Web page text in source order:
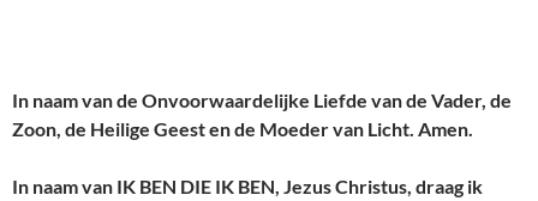
In naam van de Onvoorwaardelijke Liefde van de Vader, de
Zoon, de Heilige Geest en de Moeder van Licht. Amen.
In naam van IK BEN DIE IK BEN, Jezus Christus, draag ik